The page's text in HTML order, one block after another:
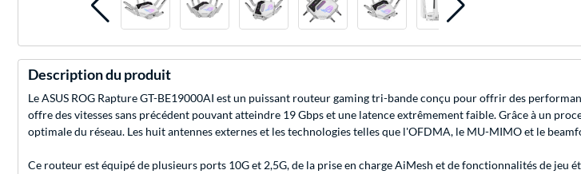
Description du produit
Le ASUS ROG Rapture GT-BE19000AI est un puissant routeur gaming tri-bande conçu pour offrir des
offre des vitesses sans précédent pouvant atteindre 19 Gbps et une latence extrêmement faible. Grâce à un
optimale du réseau. Les huit antennes externes et les technologies telles que l'OFDMA, le MU-MIMO et le
Ce routeur est équipé de plusieurs ports 10G et 2,5G, de la prise en charge AiMesh et de fonctionnalités de jeu